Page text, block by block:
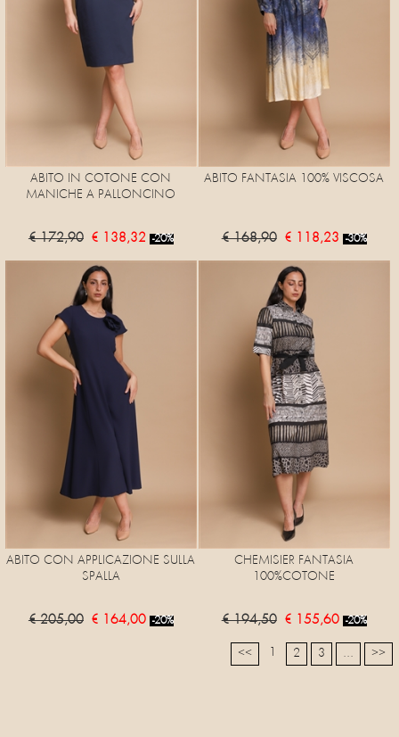
ABITO IN COTONE CON
MANICHE A PALLONCINO
€ 172,90 € 138,32 -20%
ABITO FANTASIA 100% VISCOSA
€ 168,90 € 118,23 -30%
ABITO CON APPLICAZIONE SULLA
SPALLA
€ 205,00 € 164,00 -20%
CHEMISIER FANTASIA
100%COTONE
€ 194,50 € 155,60 -20%
<< 2 3 ... >>